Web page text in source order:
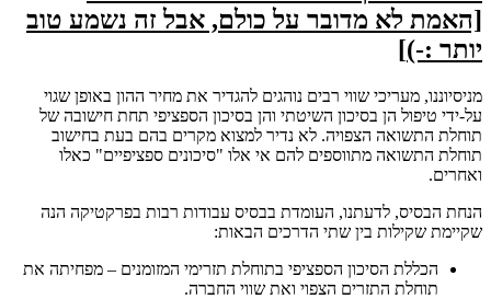
[האמת לא מדובר על כולם, אבל זה נשמע טוב
יותר :-)
]
מניסיוננו, מעריכי שווי רבים נוהגים להגדיר את מחיר ההון באופן שגוי
על-ידי טיפול הן בסיכון השיטתי והן בסיכון הספציפי תחת חישובה של
תוחלת התשואה הצפויה. לא נדיר למצוא מקרים בהם בעת בחישוב
תוחלת התשואה מתווספים להם אי אלו "סיכונים ספציפיים" כאלו
ואחרים.
הנחת הבסיס, לדעתנו, העומדת בבסיס עבודות רבות בפרקטיקה הנה
שקיימת שקילות בין שתי הדרכים הבאות:
הכללת הסיכון הספציפי בתוחלת תזרימי המזומנים – מפחיתה את
תוחלת התזרים הצפוי ואת שווי החברה.